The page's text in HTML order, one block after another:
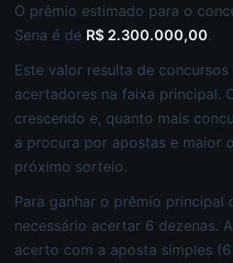
O prêmio estimado para o
Sena é de R$ 2.300.000,00.
Este valor resulta de
acertadores na faixa principal.
crescendo e, quanto mais
a procura por apostas e maior
próximo sorteio.
Para ganhar o prêmio principal
necessário acertar 6 dezenas.
acerto com a aposta simples